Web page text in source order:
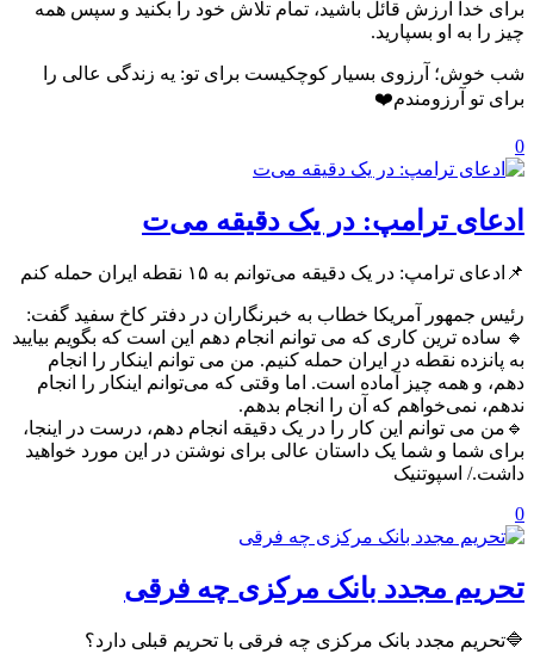
برای خدا ارزش قائل باشید، تمام تلاش خود را بکنید و سپس همه
چیز را به او بسپارید.
شب خوش؛ آرزوی بسیار کوچکیست برای تو: یه زندگی عالی را
برای تو آرزومندم❤️
0
ادعای ترامپ: در یک دقیقه می‌ت
📌ادعای ترامپ: در یک دقیقه می‌توانم به ١۵ نقطه ایران حمله کنم
رئیس جمهور آمریکا خطاب به خبرنگاران در دفتر کاخ سفید گفت:
🔹 ساده ترین کاری که می توانم انجام دهم این است که بگویم بیایید
به پانزده نقطه در ایران حمله کنیم. من می توانم اینکار را انجام
دهم، و همه چیز آماده است. اما وقتی که می‌توانم اینکار را انجام
ندهم، نمی‌خواهم که آن را انجام بدهم.
🔹من می توانم این کار را در یک دقیقه انجام دهم، درست در اینجا،
برای شما و شما یک داستان عالی برای نوشتن در این مورد خواهید
داشت./ اسپوتنیک
0
تحریم مجدد بانک مرکزی چه فرقی
🔷تحریم مجدد بانک مرکزی چه فرقی با تحریم قبلی دارد؟